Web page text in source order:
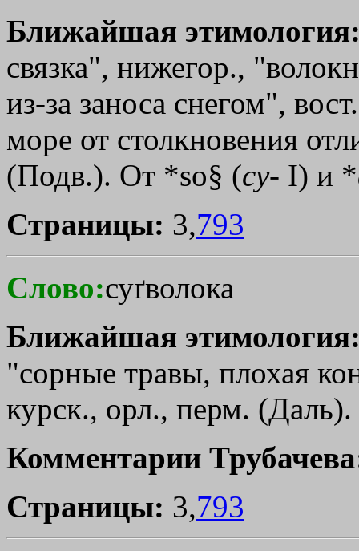
Ближайшая
связка", нижегор.,
из-за заноса снегом",
море от столкновения
(Подв.). От *so§ (су- I) и *
Страницы: 3,793
Слово:суґволока
Ближайшая
"сорные травы, плохая
курск., орл., перм.
Комментарии
Страницы: 3,793